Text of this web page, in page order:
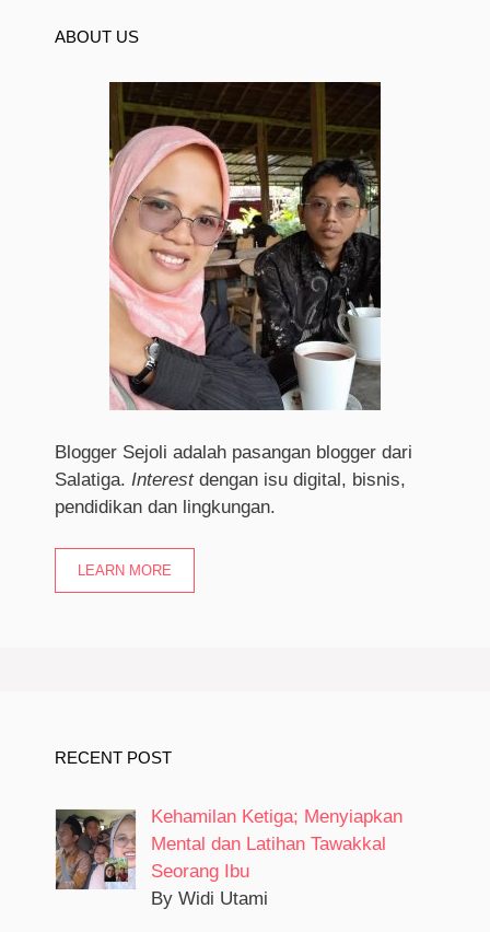
ABOUT US
Blogger Sejoli adalah pasangan blogger dari
Salatiga. Interestdengan isu digital, bisnis,
pendidikan dan lingkungan.
LEARN MORE
RECENT POST
Kehamilan Ketiga; Menyiapkan
Mental dan Latihan Tawakkal
Seorang Ibu
By Widi Utami